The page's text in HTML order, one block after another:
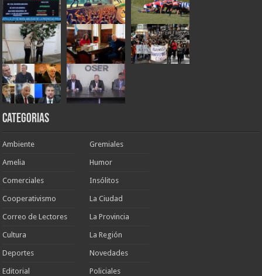
Categorias
Ambiente
Amelia
Comerciales
Cooperativismo
Correo de Lectores
Cultura
Deportes
Editorial
Gremiales
Humor
Insólitos
La Ciudad
La Provincia
La Región
Novedades
Policiales